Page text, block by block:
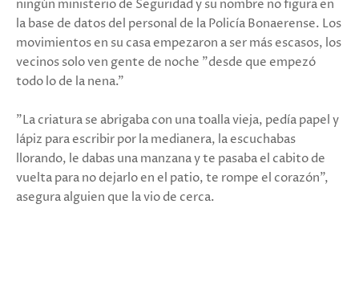
ningún ministerio de Seguridad y su nombre no figura en
la base de datos del personal de la Policía Bonaerense. Los
movimientos en su casa empezaron a ser más escasos, los
vecinos solo ven gente de noche "desde que empezó
todo lo de la nena."
"La criatura se abrigaba con una toalla vieja, pedía papel y
lápiz para escribir por la medianera, la escuchabas
llorando, le dabas una manzana y te pasaba el cabito de
vuelta para no dejarlo en el patio, te rompe el corazón",
asegura alguien que la vio de cerca.